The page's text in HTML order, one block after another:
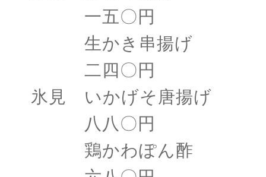
一五〇円
生かき串揚げ
二四〇円
氷見 いかげそ唐揚げ
八八〇円
鶏かわぽん酢